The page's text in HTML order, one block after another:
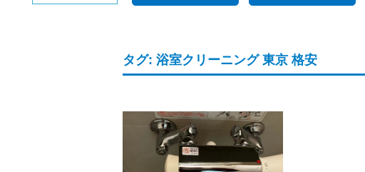
タグ: 浴室クリーニング 東京 格安